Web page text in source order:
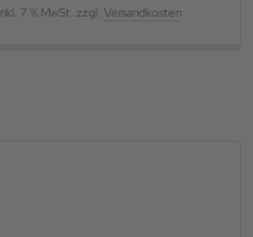
inkl. 7 % MwSt. zzgl. Versandkosten